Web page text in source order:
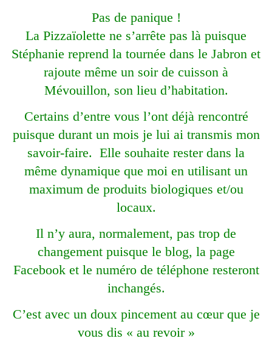
Pas de panique !
La Pizzaïolette ne s’arrête pas là puisque
Stéphanie reprend la tournée dans le Jabron et
rajoute même un soir de cuisson à
Mévouillon, son lieu d’habitation.
Certains d’entre vous l’ont déjà rencontré
puisque durant un mois je lui ai transmis mon
savoir-faire. Elle souhaite rester dans la
même dynamique que moi en utilisant un
maximum de produits biologiques et/ou
locaux.
Il n’y aura, normalement, pas trop de
changement puisque le blog, la page
Facebook et le numéro de téléphone resteront
inchangés.
C’est avec un doux pincement au cœur que je
vous dis « au revoir »